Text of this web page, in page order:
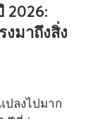
2026:
งมาถึงสิ่ง
ปลงไปมาก